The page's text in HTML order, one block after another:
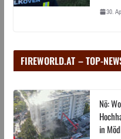
30.
FIREWORLD.AT – TOP-
Nö:
in